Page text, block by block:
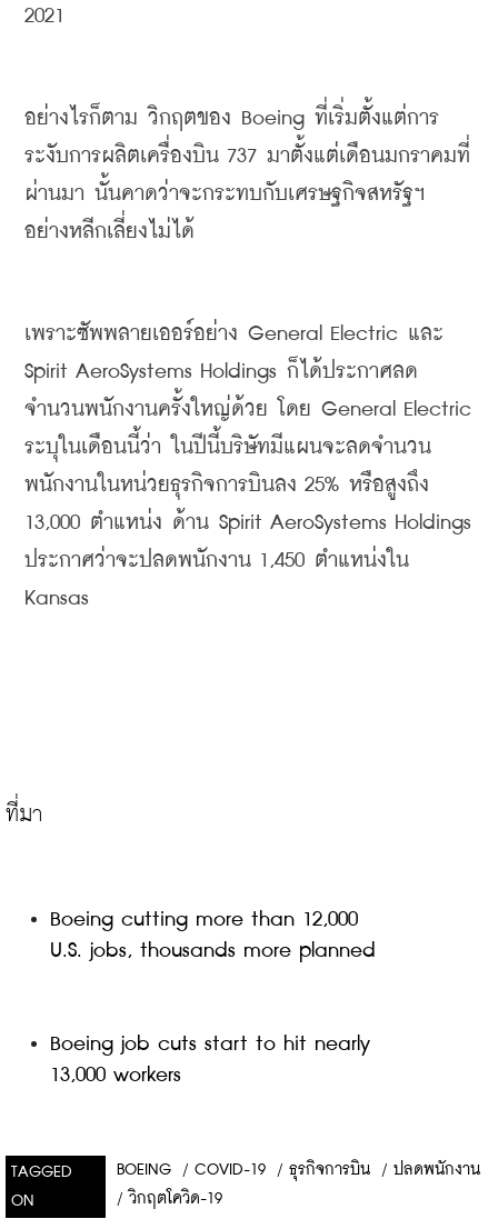
2021
อย่างไรก็ตาม วิกฤตของ Boeing ที่เริ่มตั้งแต่การ
ระงับการผลิตเครื่องบิน 737 มาตั้งแต่เดือนมกราคมที่
ผ่านมา นั้นคาดว่าจะกระทบกับเศรษฐกิจสหรัฐฯ
อย่างหลีกเลี่ยงไม่ได้
เพราะซัพพลายเออร์อย่าง General Electric และ
Spirit AeroSystems Holdings ก็ได้ประกาศลด
จำนวนพนักงานครั้งใหญ่ด้วย
โดย
ระบุในเดือนนี้ว่า
ในปีนี้บริษัทมีแผนจะลดจำนวน
พนักงานในหน่วยธุรกิจการบินลง 25% หรือสูงถึง
13,000 ตำแหน่ง ด้าน
ประกาศว่าจะปลดพนักงาน 1,450 ตำแหน่งใน
Kansas
Boeing cutting more than 12,000
U.S. jobs, thousands more planned
Boeing job cuts start to hit nearly
13,000 workers
TAGGED
ON
BOEING / COVID-19 / ธุรกิจการบิน / ปลดพนักงาน
/ วิกฤตโควิด-19